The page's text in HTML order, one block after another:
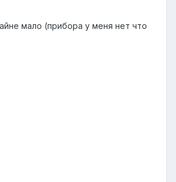
мало (прибора у меня нет что